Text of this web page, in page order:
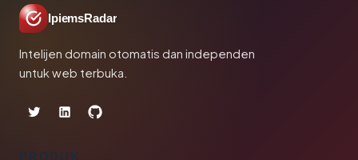
IpiemsRadar
Intelijen domain otomatis dan independen
untuk web terbuka.
PRODUK